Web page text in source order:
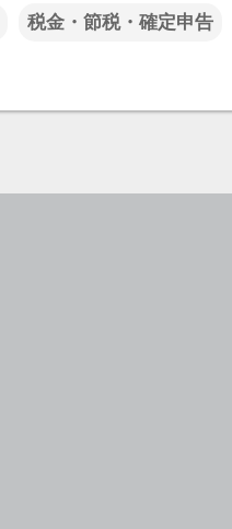
税金・節税・確定申告